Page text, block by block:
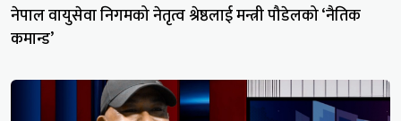
नेपाल वायुसेवा निगमको नेतृत्व श्रेष्ठलाई मन्त्री पौडेलको ‘नैतिक
कमान्ड’